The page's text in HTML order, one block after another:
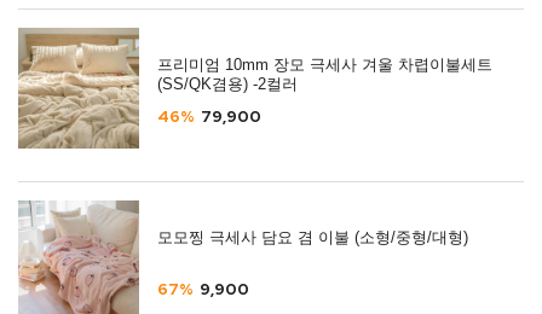
프리미엄 10mm 장모 극세사 겨울 차렵이불세트
(SS/QK겸용) -2컬러
46% 79,900
모모찡 극세사 담요 겸 이불 (소형/중형/대형)
67% 9,900